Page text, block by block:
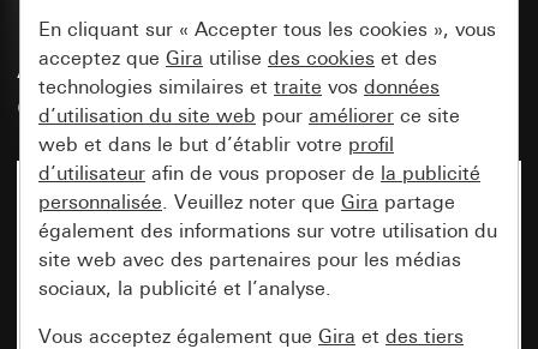
Ancien - Bascule avec zone
d'inscription
En cliquant sur « Accepter tous les cookies », vous
acceptez que Gira utilise des cookies et des
technologies similaires et traite vos données
d’utilisation du site web pour améliorer ce site
web et dans le but d’établir votre profil
d’utilisateur afin de vous proposer de la publicité
personnalisée. Veuillez noter que Gira partage
également des informations sur votre utilisation du
site web avec des partenaires pour les médias
sociaux, la publicité et l’analyse.
Vous acceptez également que Gira et des tiers